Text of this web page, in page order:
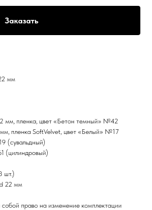
Заказать
мм
мм, пленка, цвет «Бетон темный» №42
пленка SoftVelvet, цвет «Белый» №17
(сувальдный)
(цилиндровый)
шт.)
22 мм
собой право на изменение комплектации